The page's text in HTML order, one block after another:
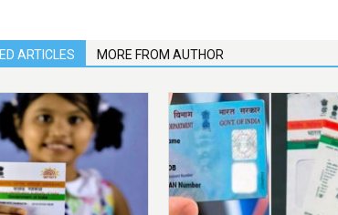
ARTICLES MORE FROM AUTHOR